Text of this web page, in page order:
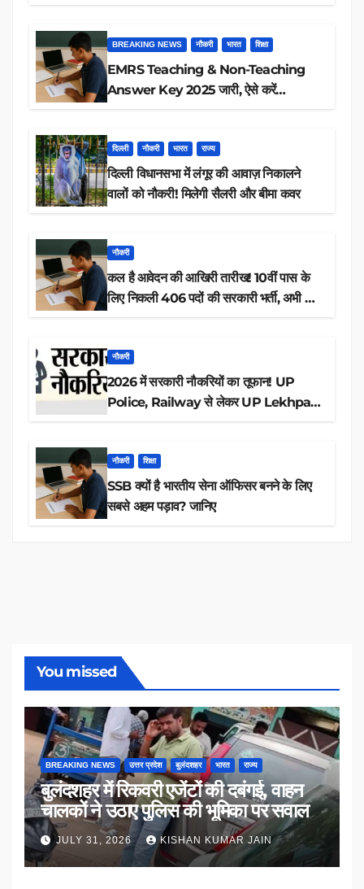
BREAKING NEWS नौकरी भारत शिक्षा
EMRS Teaching & Non-Teaching
Answer Key 2025 जारी, ऐसे करें
दिल्ली नौकरी भारत राज्य
दिल्ली विधानसभा में लंगूर की आवाज़ निकालने
वालों को नौकरी! मिलेगी सैलरी और बीमा कवर
नौकरी
कल है आवेदन की आखिरी तारीख! 10वीं पास के
लिए निकली 406 पदों की सरकारी भर्ती, अभी करें
नौकरी
2026 में सरकारी नौकरियों का तूफान! UP
Police, Railway से लेकर UP Lekhpal
नौकरी शिक्षा
SSB क्यों है भारतीय सेना ऑफिसर बनने के लिए
सबसे अहम पड़ाव? जानिए
You missed
BREAKING NEWS उत्तर प्रदेश बुलंदशहर भारत राज्य
बुलंदशहर में रिकवरी एजेंटों की दबंगई, वाहन
चालकों ने उठाए पुलिस की भूमिका पर सवाल
JULY 31, 2026 KISHAN KUMAR JAIN